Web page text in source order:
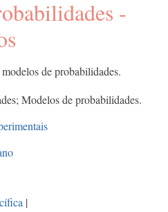
-
de probabilidades.
Modelos de probabilidades.
|